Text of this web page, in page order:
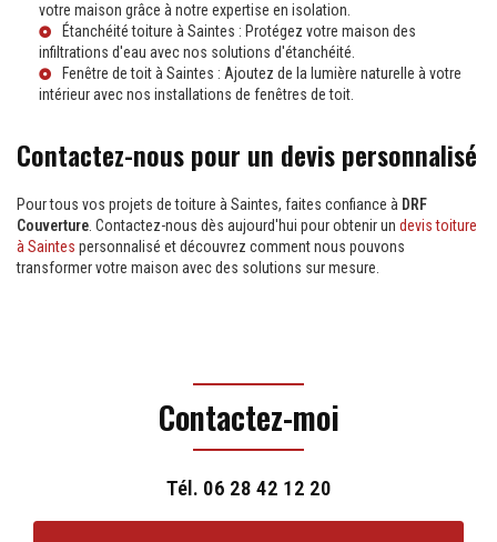
votre maison grâce à notre expertise en isolation.
Étanchéité toiture à Saintes : Protégez votre maison des
infiltrations d'eau avec nos solutions d'étanchéité.
Fenêtre de toit à Saintes : Ajoutez de la lumière naturelle à votre
intérieur avec nos installations de fenêtres de toit.
Contactez-nous pour un devis personnalisé
Pour tous vos projets de toiture à Saintes, faites confiance à DRF
Couverture . Contactez-nous dès aujourd'hui pour obtenir un devis toiture
à Saintes personnalisé et découvrez comment nous pouvons
transformer votre maison avec des solutions sur mesure.
Contactez-moi
Tél. 06 28 42 12 20